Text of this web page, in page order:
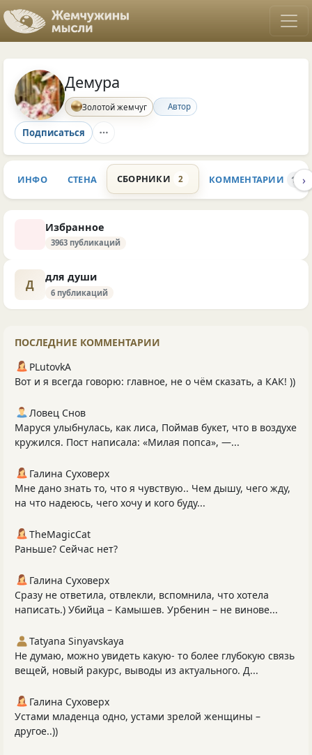
Демура
Золотой жемчуг Автор
Подписаться
ИНФО СТЕНА СБОРНИКИ 2 КОММЕНТАРИИ ›
Избранное
3963 публикаций
Д
для души
6 публикаций
ПОСЛЕДНИЕ КОММЕНТАРИИ
PLutоvkА
Вот и я всегда говорю: главное, не о чём сказать, а КАК! ))
Ловец Снов
Маруся улыбнулась, как лиса, Поймав букет, что в воздухе
кружился. Пост написала: «Милая попса», —...
Галина Суховерх
Мне дано знать то, что я чувствую.. Чем дышу, чего жду,
на что надеюсь, чего хочу и кого буду...
TheMagicCat
Раньше? Сейчас нет?
Галина Суховерх
Сразу не ответила, отвлекли, вспомнила, что хотела
написать.) Убийца – Камышев. Урбенин – не винове...
Tatyana Sinyavskaya
Не думаю, можно увидеть какую- то более глубокую связь
вещей, новый ракурс, выводы из актуального. Д...
Галина Суховерх
Устами младенца одно, устами зрелой женщины –
другое..))